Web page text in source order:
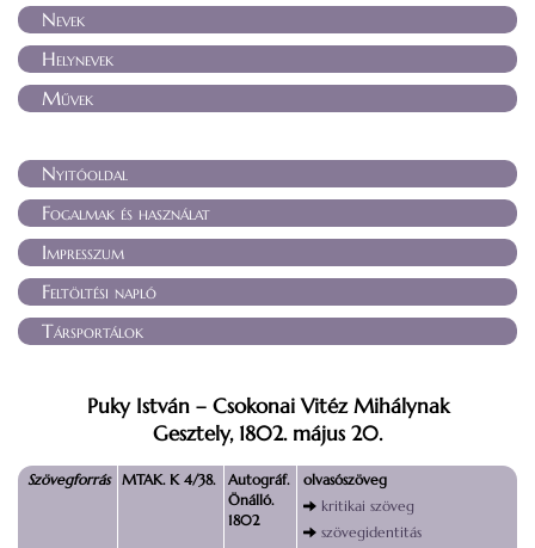
Nevek
Helynevek
Művek
Nyitóoldal
Fogalmak és használat
Impresszum
Feltöltési napló
Társportálok
Puky István – Csokonai Vitéz Mihálynak
Gesztely, 1802. május 20.
Szövegforrás MTAK. K 4/38.
Autográf.
Önálló.
1802
olvasószöveg
kritikai szöveg
szövegidentitás